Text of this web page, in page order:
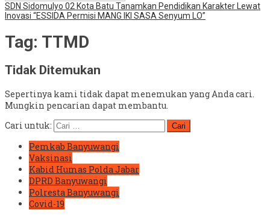
SDN Sidomulyo 02 Kota Batu Tanamkan Pendidikan Karakter Lewat
Inovasi “ESSIDA Permisi MANG IKI SASA Senyum LO”
Tag: TTMD
Tidak Ditemukan
Sepertinya kami tidak dapat menemukan yang Anda cari.
Mungkin pencarian dapat membantu.
Cari untuk:
Pemkab Banyuwangi
Vaksinasi
Kabid Humas Polda Jabar
DPRD Banyuwangi
Polresta Banyuwangi
Covid-19